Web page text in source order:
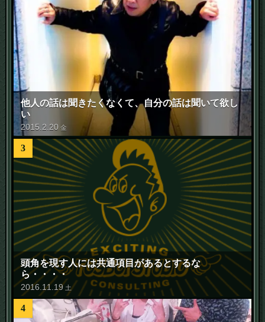
他人の話は聞きたくなくて、自分の話は聞いて欲し
い
2015 2 20 金
3
頭角を現す人には共通項目があるとするな
ら・・・・
2016 11 19 土
4